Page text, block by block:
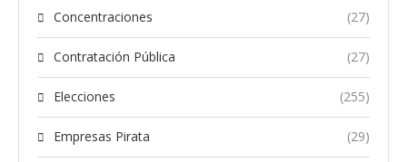
Concentraciones (27)
Contratación Pública (27)
Elecciones (255)
Empresas Pirata (29)